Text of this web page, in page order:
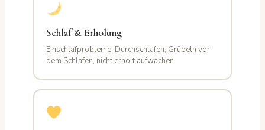
Schlaf & Erholung
Einschlafprobleme, Durchschlafen, Grübeln vor
dem Schlafen, nicht erholt aufwachen